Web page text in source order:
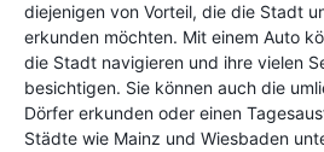
diejenigen von Vorteil, die die Stadt
erkunden möchten. Mit einem Auto
die Stadt navigieren und ihre vielen
besichtigen. Sie können auch die
Dörfer erkunden oder einen
Städte wie Mainz und Wiesbaden